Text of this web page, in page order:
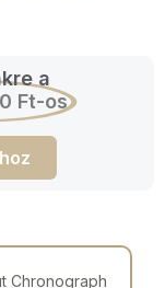
a
Ft-os
Chronograph